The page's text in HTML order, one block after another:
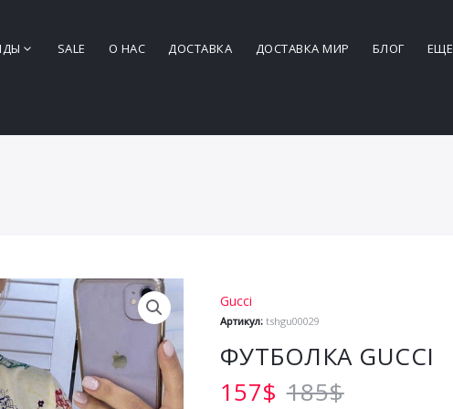
SALE О НАС ДОСТАВКА ДОСТАВКА МИР БЛОГ ЕЩЕ
Артикул: tshgu00029
ФУТБОЛКА GUCCI
185$
157$
Gucci